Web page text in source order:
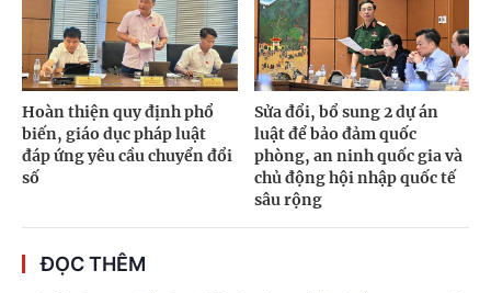
Hoàn thiện quy định phổ
biến, giáo dục pháp luật
đáp ứng yêu cầu chuyển đổi
số
Sửa đổi, bổ sung 2 dự án
luật để bảo đảm quốc
phòng, an ninh quốc gia và
chủ động hội nhập quốc tế
sâu rộng
ĐỌC THÊM